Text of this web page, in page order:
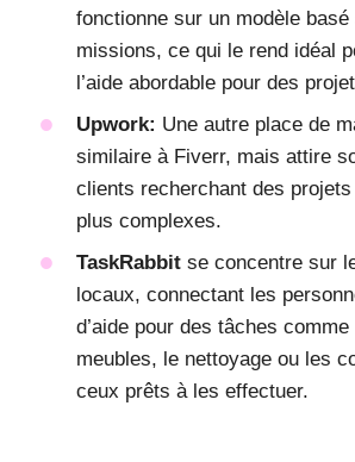
fonctionne sur un modèle basé
missions, ce qui le rend idéal
l’aide abordable pour des
Upwork: Une autre place de
similaire à Fiverr, mais attire
clients recherchant des
plus complexes.
TaskRabbit se concentre sur
locaux, connectant les
d’aide pour des tâches
meubles, le nettoyage ou les
ceux prêts à les effectuer.